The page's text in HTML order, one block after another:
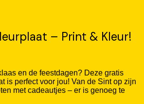
– Print & Kleur!
en de feestdagen? Deze gratis
is perfect voor jou! Van de Sint op zijn
met cadeautjes – er is genoeg te